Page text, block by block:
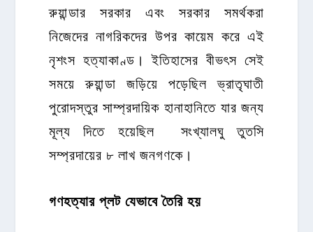
রুয়ান্ডার সরকার এবং সরকার সমর্থকরা
নিজেদের নাগরিকদের উপর কায়েম করে এই
নৃশংস হত্যাকাণ্ড। ইতিহাসের বীভৎস সেই
সময়ে রুয়ান্ডা জড়িয়ে পড়েছিল ভ্রাতৃঘাতী
পুরোদস্তুর সাম্প্রদায়িক হানাহানিতে যার জন্য
মূল্য দিতে হয়েছিল সংখ্যালঘু তুতসি
সম্প্রদায়ের ৮ লাখ জনগণকে।
গণহত্যার প্লট যেভাবে তৈরি হয়